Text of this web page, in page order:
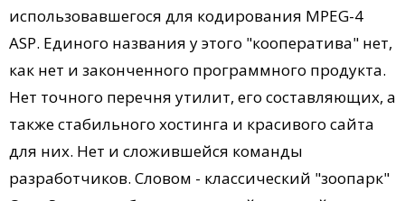
использовавшегося для кодирования MPEG-4
ASP. Единого названия у этого "кооператива" нет,
как нет и законченного программного продукта.
Нет точного перечня утилит, его составляющих, а
также стабильного хостинга и красивого сайта
для них. Нет и сложившейся команды
разработчиков. Словом - классический "зоопарк"